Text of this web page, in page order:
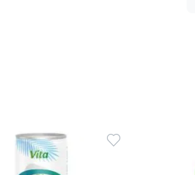
Dodaj